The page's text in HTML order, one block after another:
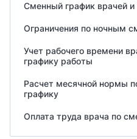
Сменный график врачей и
Ограничения по ночным
Учет рабочего времени
графику работы
Расчет месячной нормы
графику
Оплата труда врача по